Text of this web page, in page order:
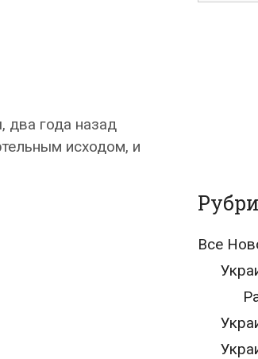
два года назад
исходом, и
Все